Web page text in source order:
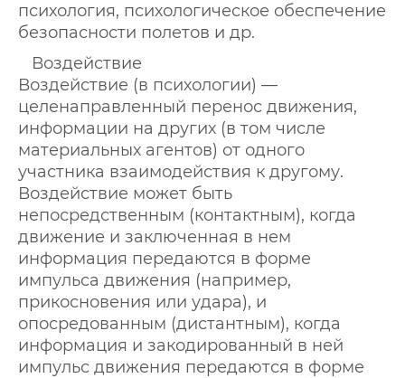
психология, психологическое обеспечение
безопасности полетов и др.
Воздействие
Воздействие (в психологии) —
целенаправленный перенос движения,
информации на других (в том числе
материальных агентов) от одного
участника взаимодействия к другому.
Воздействие может быть
непосредственным (контактным), когда
движение и заключенная в нем
информация передаются в форме
импульса движения (например,
прикосновения или удара), и
опосредованным (дистантным), когда
информация и закодированный в ней
импульс движения передаются в форме